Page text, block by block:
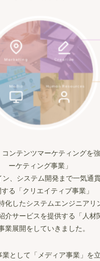
コンテンツマーケティングを
ーケティング事業」
ン、システム開発まで一気通
する「クリエイティブ事業」
化したシステムエンジニアリ
介サービスを提供する「人材
業展開をしていきました。
として「メディア事業」を